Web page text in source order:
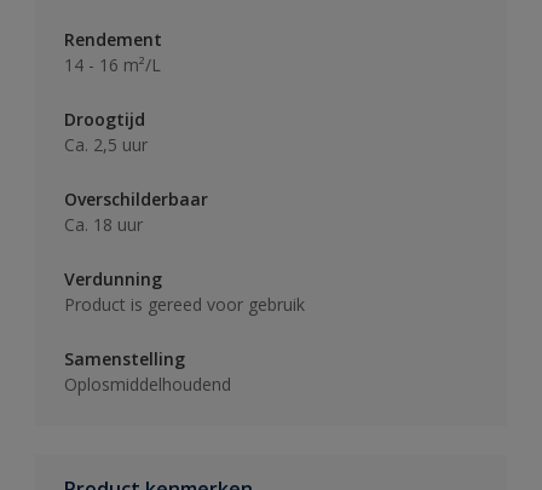
Rendement
14 - 16 m²/L
Droogtijd
Ca. 2,5 uur
Overschilderbaar
Ca. 18 uur
Verdunning
Product is gereed voor gebruik
Samenstelling
Oplosmiddelhoudend